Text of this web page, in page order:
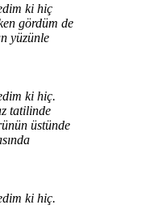
ki hiç
gördüm de
yüzünle
ki hiç.
tatilinde
üstünde
ında
ki hiç.